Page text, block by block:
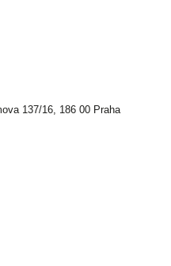
137/16, 186 00 Praha